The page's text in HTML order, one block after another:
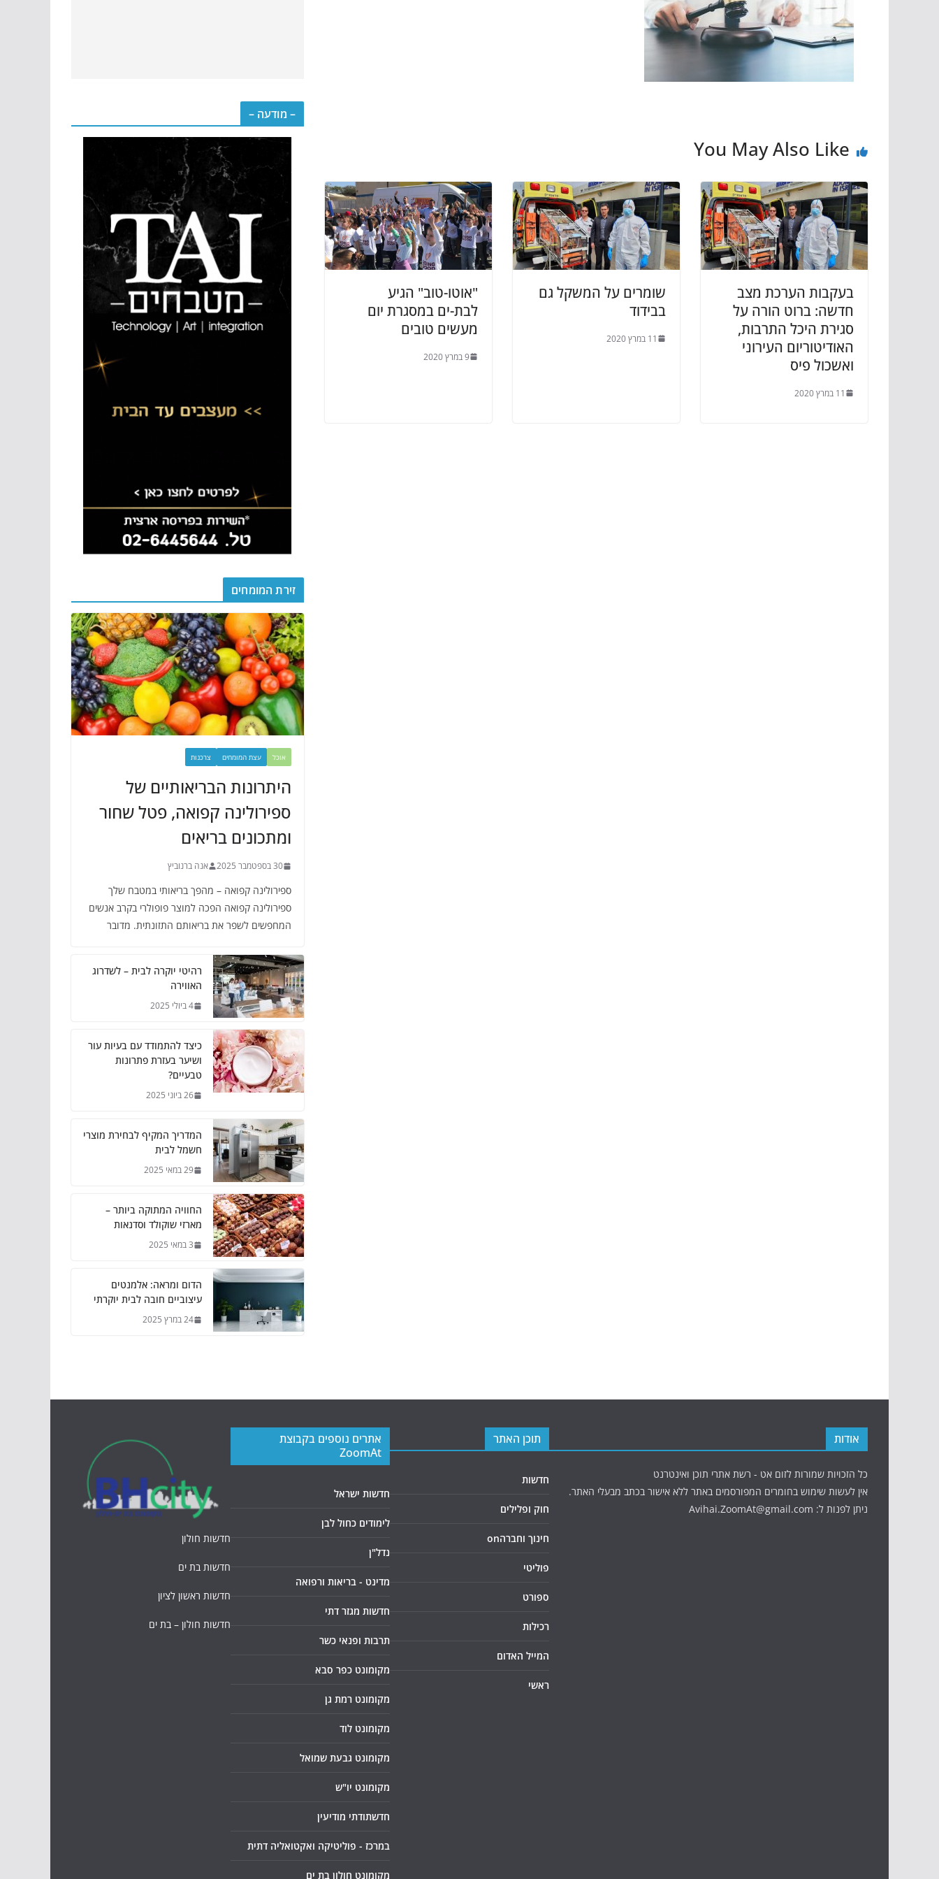
You May Also Like
בעקבות הערכת מצב
חדשה: ברוט הורה על
סגירת היכל התרבות,
האודיטוריום העירוני
ואשכול פיס
11 במרץ 2020
שומרים על המשקל גם
בבידוד
11 במרץ 2020
"אוטו-טוב" הגיע
לבת-ים במסגרת יום
מעשים טובים
9 במרץ 2020
– מודעה –
זירת המומחים
אוכל עצת המומחים צרכנות
היתרונות הבריאותיים של
ספירולינה קפואה, פטל שחור
ומתכונים בריאים
30 בספטמבר 2025 אנה ברנוביץ
ספירולינה קפואה – מהפך בריאותי במטבח שלך
ספירולינה קפואה הפכה למוצר פופולרי בקרב אנשים
המחפשים לשפר את בריאותם התזונתית. מדובר
רהיטי יוקרה לבית – לשדרוג
האווירה
4 ביולי 2025
כיצד להתמודד עם בעיות עור
ושיער בעזרת פתרונות
טבעיים?
26 ביוני 2025
המדריך המקיף לבחירת מוצרי
חשמל לבית
29 במאי 2025
החוויה המתוקה ביותר –
מארזי שוקולד וסדנאות
3 במאי 2025
הדום ומראה: אלמנטים
עיצוביים חובה לבית יוקרתי
24 במרץ 2025
אודות
כל הזכויות שמורות לזום אט - רשת אתרי תוכן ואינטרנט
אין לעשות שימוש בחומרים המפורסמים באתר ללא אישור בכתב מבעלי האתר.
ניתן לפנות ל: Avihai.ZoomAt@gmail.com
תוכן האתר
חדשות
חוק ופלילים
חינוך וחברהon
פוליטי
ספורט
רכילות
המייל האדום
ראשי
אתרים נוספים בקבוצת
ZoomAt
חדשות ישראל
לימודים כחול לבן
נדל"ן
מדינט - בריאות ורפואה
חדשות מגזר דתי
תרבות ופנאי כשר
מקומונט כפר סבא
מקומונט רמת גן
מקומונט לוד
מקומונט גבעת שמואל
מקומונט יו"ש
חדשתודתי מודיעין
במרכז - פוליטיקה ואקטואליה דתית
מקומונט חולון בת ים
חדשות חולון
חדשות בת ים
חדשות ראשון לציון
חדשות חולון – בת ים